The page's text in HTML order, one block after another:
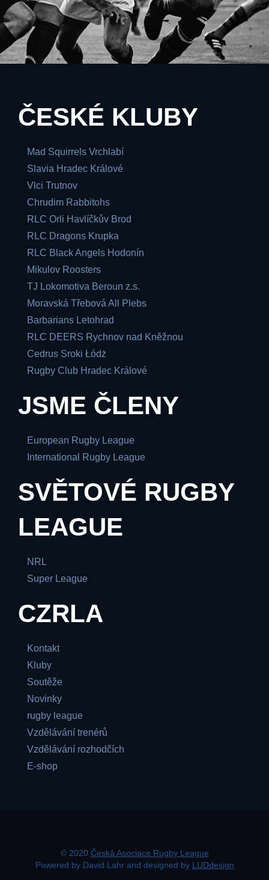
ČESKÉ KLUBY
Mad Squirrels Vrchlabí
Slavia Hradec Králové
Vlci Trutnov
Chrudim Rabbitohs
RLC Orli Havlíčkův Brod
RLC Dragons Krupka
RLC Black Angels Hodonín
Mikulov Roosters
TJ Lokomotiva Beroun z.s.
Moravská Třebová All Plebs
Barbarians Letohrad
RLC DEERS Rychnov nad Kněžnou
Cedrus Sroki Łódż
Rugby Club Hradec Králové
JSME ČLENY
European Rugby League
International Rugby League
SVĚTOVÉ RUGBY
LEAGUE
NRL
Super League
CZRLA
Kontakt
Kluby
Soutěže
Novinky
rugby league
Vzdělávání trenérů
Vzdělávání rozhodčích
E-shop
© 2020 Česká Asociace Rugby League
Powered by David Lahr and designed by LUDdesign